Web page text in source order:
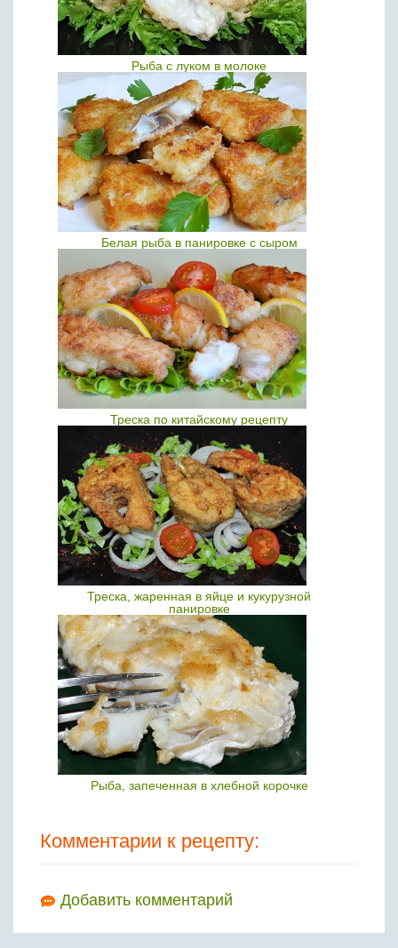
Рыба с луком в молоке
Белая рыба в панировке с сыром
Треска по китайскому рецепту
Треска, жаренная в яйце и кукурузной
панировке
Рыба, запеченная в хлебной корочке
Комментарии к рецепту:
Добавить комментарий